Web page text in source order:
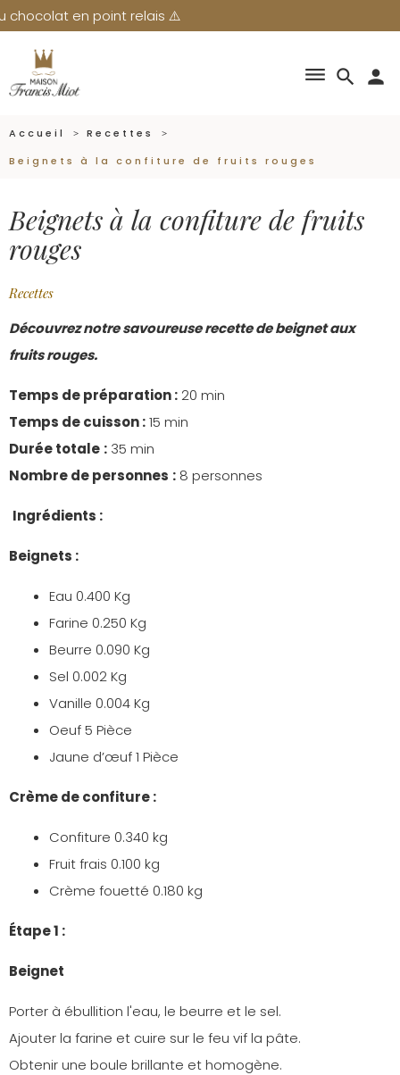
en point relais ⚠️
search
dehaze person
Accueil
Recettes
Beignets à la confiture de fruits rouges
Beignets à la confiture de fruits
rouges
Recettes
Découvrez notre savoureuse recette de beignet aux
fruits rouges.
Temps de préparation : 20 min
Temps de cuisson :15 min
Durée totale : 35 min
Nombre de personnes : 8 personnes
Ingrédients :
Beignets :
Eau 0.400 Kg
Farine 0.250 Kg
Beurre 0.090 Kg
Sel 0.002 Kg
Vanille 0.004 Kg
Oeuf 5 Pièce
Jaune d’œuf 1 Pièce
Crème de confiture :
Confiture 0.340 kg
Fruit frais 0.100 kg
Crème fouetté 0.180 kg
Étape 1 :
Beignet
Porter à ébullition l'eau, le beurre et le sel.
Ajouter la farine et cuire sur le feu vif la pâte.
Obtenir une boule brillante et homogène.